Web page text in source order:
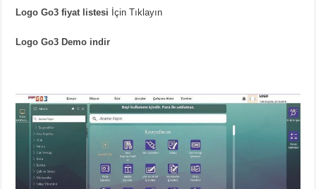
Logo Go3 fiyat listesi İçin Tıklayın
Logo Go3 Demo indir